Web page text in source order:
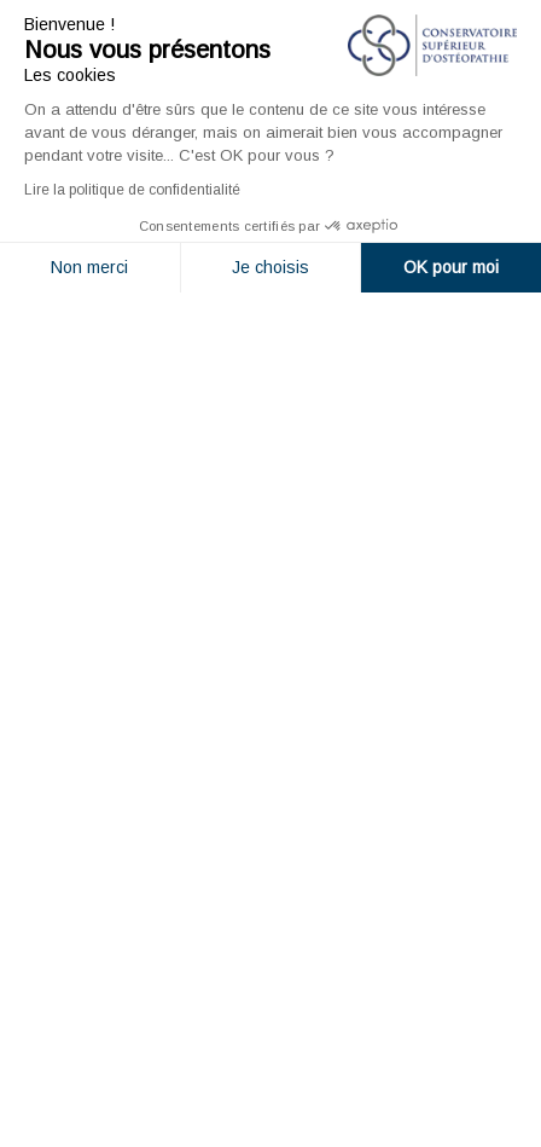
Bienvenue !
Nous vous présentons
Les cookies
On a attendu d'être sûrs que le contenu de ce site vous intéresse
avant de vous déranger, mais on aimerait bien vous accompagner
pendant votre visite... C'est OK pour vous ?
Lire la politique de confidentialité
Consentements certifiés par
Non merci Je choisis OK pour moi
ACCÈS ÉTUDIANT
Formations
Formation initiale Post Bac
Formation professionnelle
Formation continue
Demande de dossier de candidature